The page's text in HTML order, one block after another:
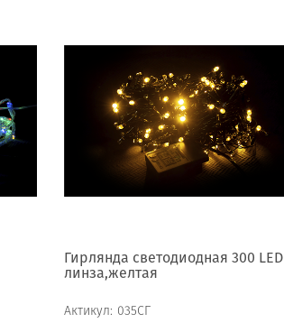
Гирлянда светодиодная 300 LED
линза,желтая
Актикул: 035СГ